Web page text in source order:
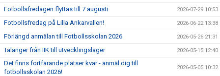
Fotbollsfredagen flyttas till 7 augusti 2026-07-29 10:53
Fotbollsfredag på Lilla Ankarvallen! 2026-06-22 13:38
Förlängd anmälan till Fotbollsskolan 2026 2026-05-26 21:31
Talanger från IIK till utvecklingsläger 2026-05-15 12:40
Det finns fortfarande platser kvar - anmäl dig till
fotbollsskolan 2026!
2026-05-05 10:32